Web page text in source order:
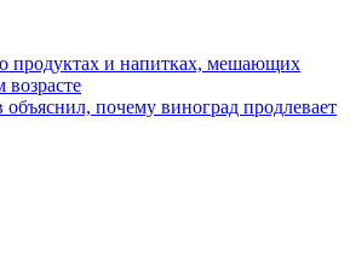
продуктах и напитках, мешающих
почему виноград продлевает